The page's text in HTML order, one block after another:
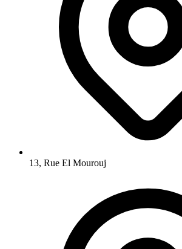
13, Rue El Mourouj